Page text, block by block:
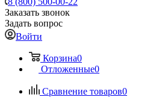
Заказать звонок
Задать вопрос
Войти
Корзина0
Отложенные0
Сравнение товаров0